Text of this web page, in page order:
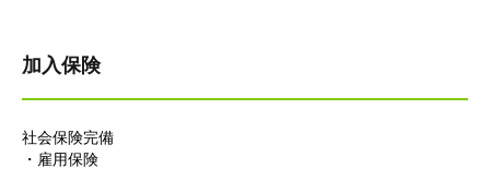
加入保険
社会保険完備
・雇用保険